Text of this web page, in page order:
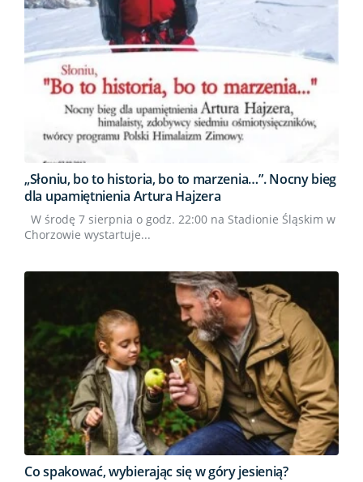
„Słoniu, bo to historia, bo to marzenia…”. Nocny bieg
dla upamiętnienia Artura Hajzera
W środę 7 sierpnia o godz. 22:00 na Stadionie Śląskim w
Chorzowie wystartuje...
Co spakować, wybierając się w góry jesienią?